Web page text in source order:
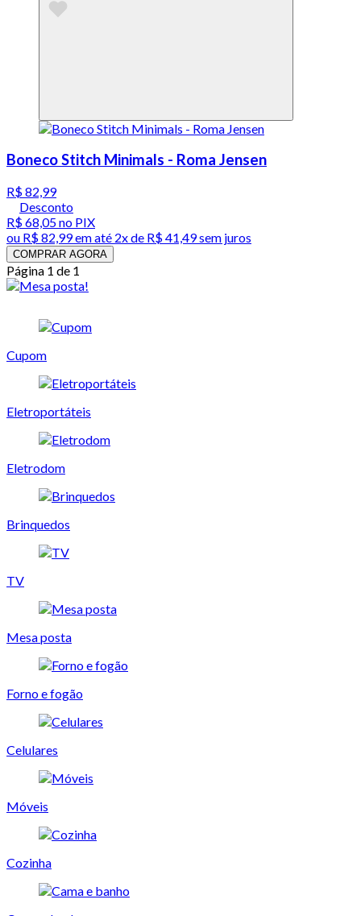
Boneco Stitch Minimals - Roma Jensen
R$ 82,99
Desconto
R$ 68,05no PIX
ou R$ 82,99em até 2x de R$ 41,49 sem juros
COMPRAR AGORA
Página 1 de 1
Cupom
Eletroportáteis
Eletrodom
Brinquedos
TV
Mesa posta
Forno e fogão
Celulares
Móveis
Cozinha